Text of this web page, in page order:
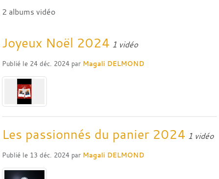
2 albums vidéo
Joyeux Noël 2024 1 vidéo
Publié le 24 déc. 2024 par Magali DELMOND
Les passionnés du panier 2024 1 vidéo
Publié le 13 déc. 2024 par Magali DELMOND